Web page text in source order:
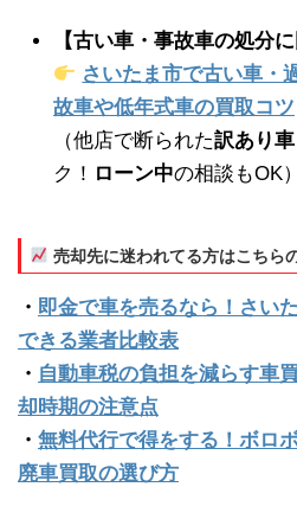
【古い車・事故車の処分に
さいたま市で古い車・
故車や低年式車の買取コツ
（他店で断られた訳あり車
ク！ ローン中の相談もOK）
売却先に迷われてる方はこちら
・ 即金で車を売るなら！さい
できる業者比較表
・ 自動車税の負担を減らす車
却時期の注意点
・ 無料代行で得をする！ボロ
廃車買取の選び方